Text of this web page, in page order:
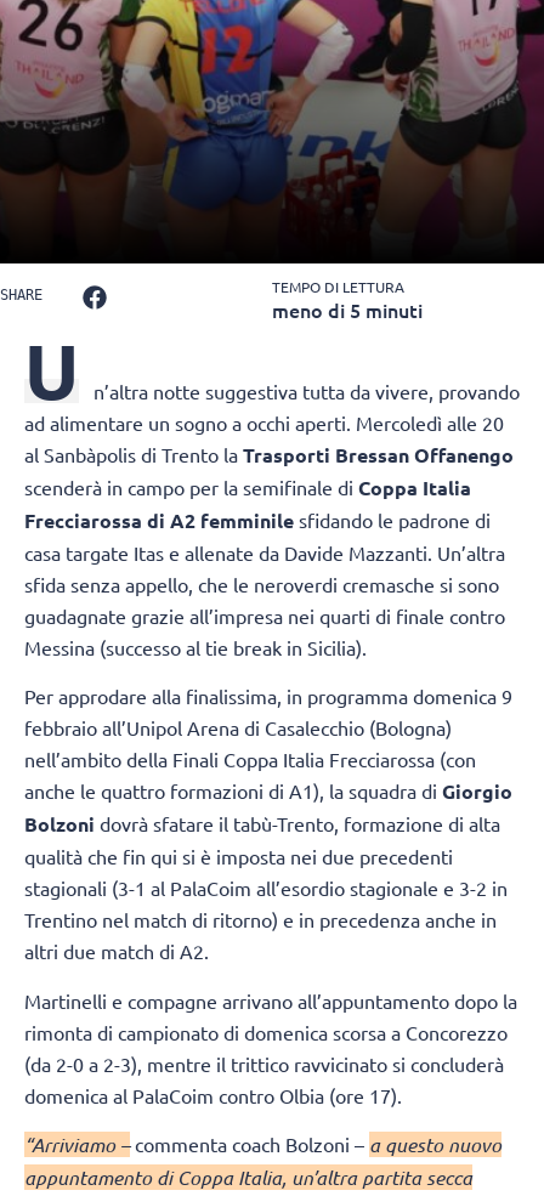
SHARE TEMPO DI LETTURA
meno di 5 minuti
U
n’altra notte suggestiva tutta da vivere, provando
ad alimentare un sogno a occhi aperti. Mercoledì alle 20
al Sanbàpolis di Trento la Trasporti Bressan Offanengo
scenderà in campo per la semifinale di Coppa Italia
Frecciarossa di A2 femminile sfidando le padrone di
casa targate Itas e allenate da Davide Mazzanti. Un’altra
sfida senza appello, che le neroverdi cremasche si sono
guadagnate grazie all’impresa nei quarti di finale contro
Messina (successo al tie break in Sicilia).
Per approdare alla finalissima, in programma domenica 9
febbraio all’Unipol Arena di Casalecchio (Bologna)
nell’ambito della Finali Coppa Italia Frecciarossa (con
anche le quattro formazioni di A1), la squadra di Giorgio
Bolzoni dovrà sfatare il tabù-Trento, formazione di alta
qualità che fin qui si è imposta nei due precedenti
stagionali (3-1 al PalaCoim all’esordio stagionale e 3-2 in
Trentino nel match di ritorno) e in precedenza anche in
altri due match di A2.
Martinelli e compagne arrivano all’appuntamento dopo la
rimonta di campionato di domenica scorsa a Concorezzo
(da 2-0 a 2-3), mentre il trittico ravvicinato si concluderà
domenica al PalaCoim contro Olbia (ore 17).
“Arriviamo –commenta coach Bolzoni – a questo nuovo
appuntamento di Coppa Italia, un’altra partita secca